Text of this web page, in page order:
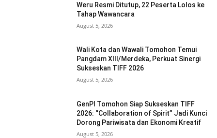
Weru Resmi Ditutup, 22 Peserta Lolos ke
Tahap Wawancara
August 5, 2026
Wali Kota dan Wawali Tomohon Temui
Pangdam XIII/Merdeka, Perkuat Sinergi
Sukseskan TIFF 2026
August 5, 2026
GenPI Tomohon Siap Sukseskan TIFF
2026: “Collaboration of Spirit” Jadi Kunci
Dorong Pariwisata dan Ekonomi Kreatif
August 5, 2026